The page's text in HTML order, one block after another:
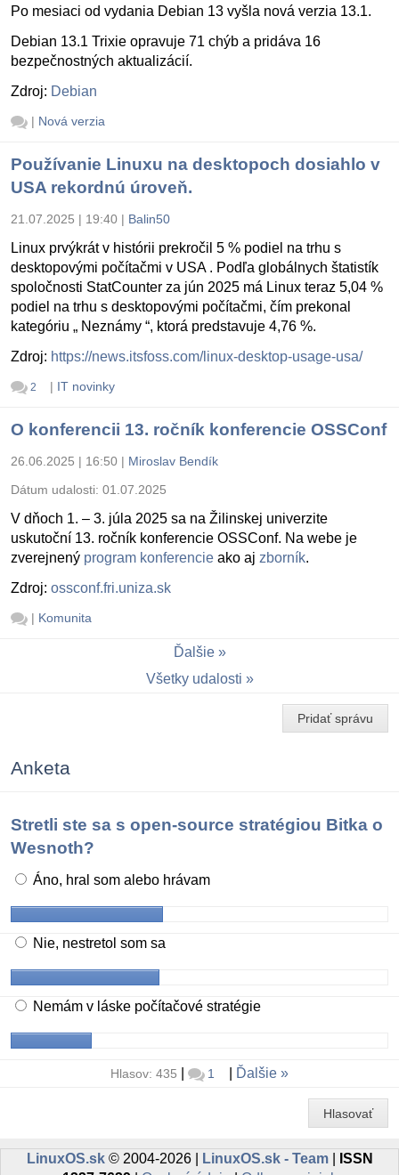
Po mesiaci od vydania Debian 13 vyšla nová verzia 13.1.
Debian 13.1 Trixie opravuje 71 chýb a pridáva 16
bezpečnostných aktualizácií.
Zdroj: Debian
| Nová verzia
Používanie Linuxu na desktopoch dosiahlo v
USA rekordnú úroveň.
21.07.2025 | 19:40 | Balin50
Linux prvýkrát v histórii prekročil 5 % podiel na trhu s
desktopovými počítačmi v USA . Podľa globálnych štatistík
spoločnosti StatCounter za jún 2025 má Linux teraz 5,04 %
podiel na trhu s desktopovými počítačmi, čím prekonal
kategóriu „ Neznámy “, ktorá predstavuje 4,76 %.
Zdroj: https://news.itsfoss.com/linux-desktop-usage-usa/
2 | IT novinky
O konferencii 13. ročník konferencie OSSConf
26.06.2025 | 16:50 | Miroslav Bendík
Dátum udalosti: 01.07.2025
V dňoch 1. – 3. júla 2025 sa na Žilinskej univerzite
uskutoční 13. ročník konferencie OSSConf. Na webe je
zverejnený program konferencie ako aj zborník.
Zdroj: ossconf.fri.uniza.sk
| Komunita
Ďalšie
Všetky udalosti
Pridať správu
Anketa
Stretli ste sa s open-source stratégiou Bitka o
Wesnoth?
Áno, hral som alebo hrávam
Nie, nestretol som sa
Nemám v láske počítačové stratégie
Hlasov: 435 1 Ďalšie
Hlasovať
LinuxOS.sk© 2004-2026 | LinuxOS.sk - Team|
ISSN